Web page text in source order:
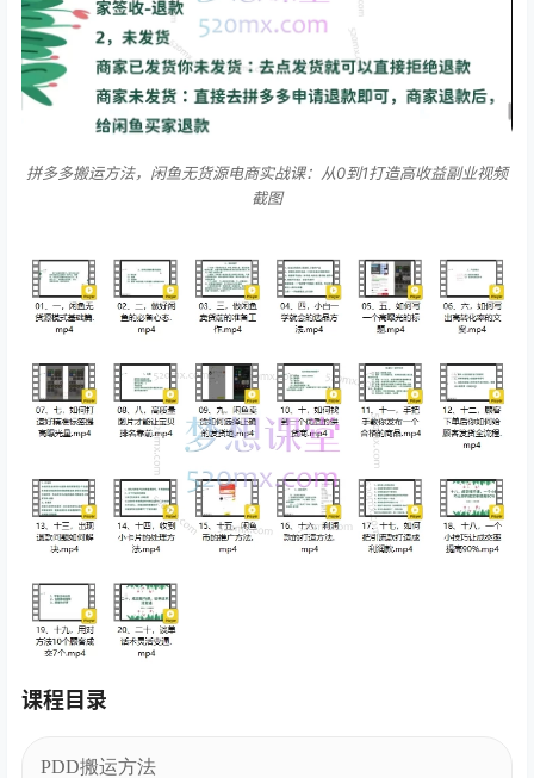
拼多多搬运方法，闲鱼无货源电商实战课：从0到1打造高收益副业视频
截图
课程目录
PDD搬运方法